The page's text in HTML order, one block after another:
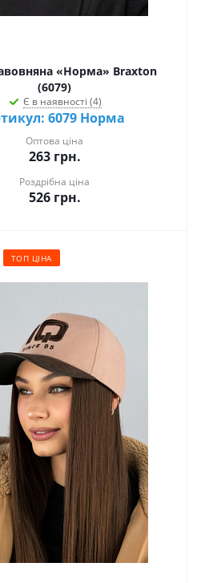
«Норма» Braxton
(6079)
Є в наявності (4)
6079 Норма
Оптова ціна
263грн.
Роздрібна ціна
526грн.
ТОП ЦІНА